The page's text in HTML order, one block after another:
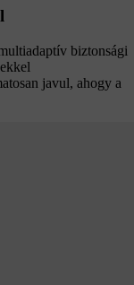
biztonsági
javul, ahogy a